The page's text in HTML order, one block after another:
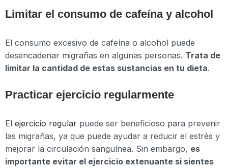
Limitar el consumo de cafeína y alcohol
El consumo excesivo de cafeína o alcohol puede
desencadenar migrañas en algunas personas. Trata de
limitar la cantidad de estas sustancias en tu dieta.
Practicar ejercicio regularmente
El ejercicio regular puede ser beneficioso para prevenir
las migrañas, ya que puede ayudar a reducir el estrés y
mejorar la circulación sanguínea. Sin embargo, es
importante evitar el ejercicio extenuante si sientes